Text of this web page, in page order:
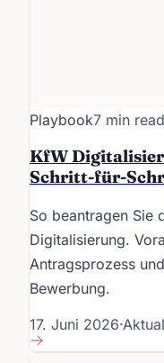
Playbook7 min read
KfW
Schritt-für-
So beantragen Sie
Digitalisierung.
Antragsprozess
Bewerbung.
17. Juni 2026·